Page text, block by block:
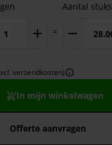
=
Aantal stuks
verzendkosten)
In mijn winkelwagen
Offerte aanvragen